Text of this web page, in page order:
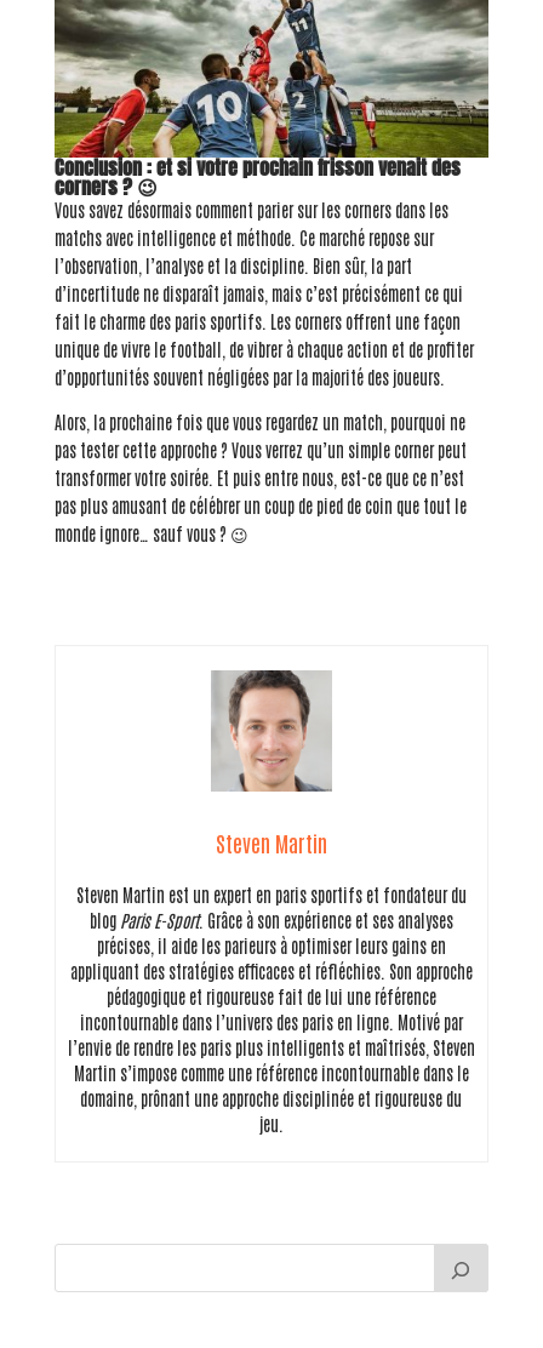
Conclusion : et si votre prochain frisson venait des
corners ? 😉
Vous savez désormais comment parier sur les corners dans les
matchs avec intelligence et méthode. Ce marché repose sur
l’observation, l’analyse et la discipline. Bien sûr, la part
d’incertitude ne disparaît jamais, mais c’est précisément ce qui
fait le charme des paris sportifs. Les corners offrent une façon
unique de vivre le football, de vibrer à chaque action et de profiter
d’opportunités souvent négligées par la majorité des joueurs.
Alors, la prochaine fois que vous regardez un match, pourquoi ne
pas tester cette approche ? Vous verrez qu’un simple corner peut
transformer votre soirée. Et puis entre nous, est-ce que ce n’est
pas plus amusant de célébrer un coup de pied de coin que tout le
monde ignore… sauf vous ? 😉
Steven Martin
Steven Martin est un expert en paris sportifs et fondateur du
blog Paris E-Sport. Grâce à son expérience et ses analyses
précises, il aide les parieurs à optimiser leurs gains en
appliquant des stratégies efficaces et réfléchies. Son approche
pédagogique et rigoureuse fait de lui une référence
incontournable dans l’univers des paris en ligne. Motivé par
l’envie de rendre les paris plus intelligents et maîtrisés, Steven
Martin s’impose comme une référence incontournable dans le
domaine, prônant une approche disciplinée et rigoureuse du
jeu.